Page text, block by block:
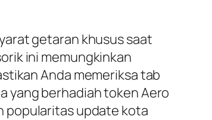
getaran khusus saat
ini memungkinkan
Anda memeriksa tab
yang berhadiah token Aero
popularitas update kota